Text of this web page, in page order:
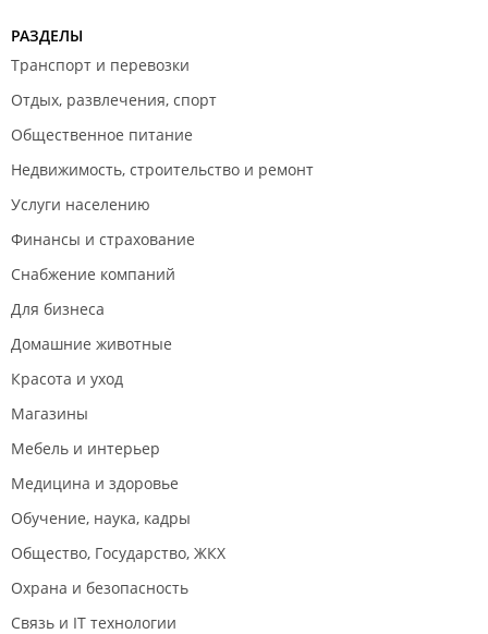
РАЗДЕЛЫ
Транспорт и перевозки
Отдых, развлечения, спорт
Общественное питание
Недвижимость, строительство и ремонт
Услуги населению
Финансы и страхование
Снабжение компаний
Для бизнеса
Домашние животные
Красота и уход
Магазины
Мебель и интерьер
Медицина и здоровье
Обучение, наука, кадры
Общество, Государство, ЖКХ
Охрана и безопасность
Связь и IT технологии